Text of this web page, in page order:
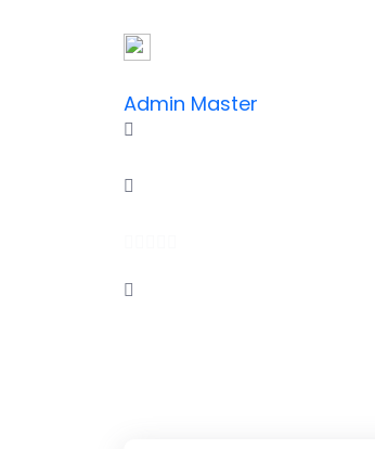
Admin Master